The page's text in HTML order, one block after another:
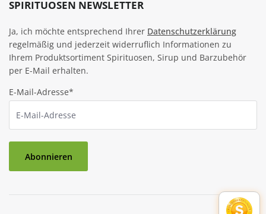
SPIRITUOSEN NEWSLETTER
Ja, ich möchte entsprechend Ihrer Datenschutzerklärung
regelmäßig und jederzeit widerruflich Informationen zu
Ihrem Produktsortiment Spirituosen, Sirup und Barzubehör
per E-Mail erhalten.
E-Mail-Adresse*
Abonnieren